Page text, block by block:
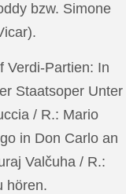
bzw. Simone
Verdi-Partien: In
Staatsoper Unter
/ R.: Mario
in Don Carlo an
Valčuha / R.:
hören.